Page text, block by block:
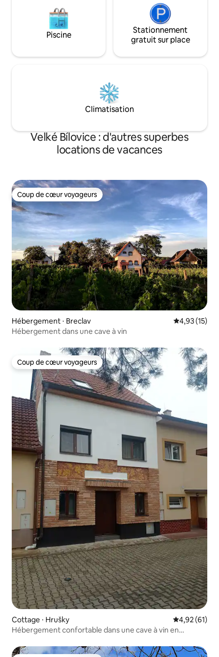
Piscine
Stationnement
gratuit sur place
Climatisation
Velké Bílovice : d'autres superbes
locations de vacances
Coup de cœur voyageurs
Coup de cœur voyageurs
Hébergement ⋅ Breclav Évaluation
4,93 (15)
Hébergement dans une cave à vin
Coup de cœur voyageurs
Coup de cœur voyageurs
Cottage ⋅ Hrušky Évaluation
4,92 (61)
Hébergement confortable dans une cave à vin en